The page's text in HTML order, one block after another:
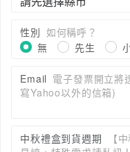
性別 如何稱呼？
無
先生
Email 電子發票開立將
寫Yahoo以外的信箱)
中秋禮盒到貨週期
【